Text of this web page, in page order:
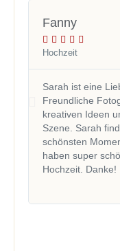
Fanny
    
Hochzeit
Sarah ist eine
Freundliche
kreativen Ideen
Szene. Sarah
schönsten
haben super
Hochzeit. Danke!​